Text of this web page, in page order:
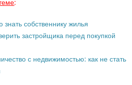
:
знать собственнику жилья
застройщика перед покупкой
с недвижимостью: как не стать